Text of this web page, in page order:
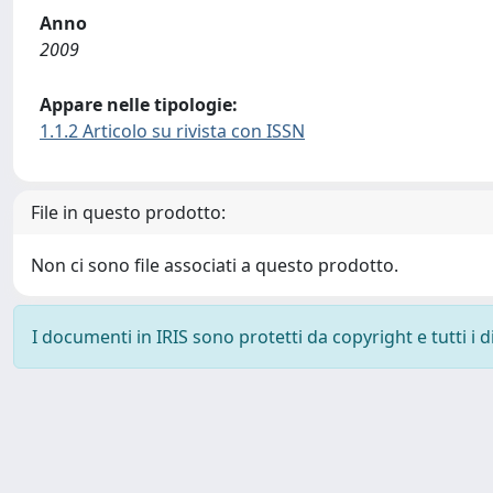
Anno
2009
Appare nelle tipologie:
1.1.2 Articolo su rivista con ISSN
File in questo prodotto:
Non ci sono file associati a questo prodotto.
I documenti in IRIS sono protetti da copyright e tutti i